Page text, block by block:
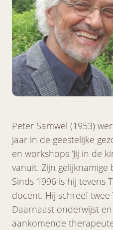
Peter Samwel (1953)
jaar in de geestelijke
en workshops ‘Jij in de
vanuit. Zijn
Sinds 1996 is hij tevens
docent. Hij schreef
Daarnaast onderwijst
aankomende